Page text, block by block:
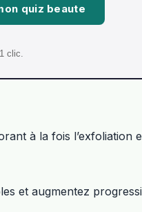
quiz beaute
clic.
à la fois l’exfoliation
et augmentez